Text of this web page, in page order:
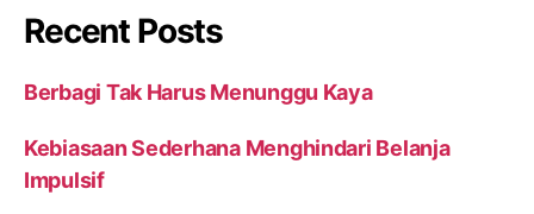
Recent Posts
Berbagi Tak Harus Menunggu Kaya
Kebiasaan Sederhana Menghindari Belanja
Impulsif